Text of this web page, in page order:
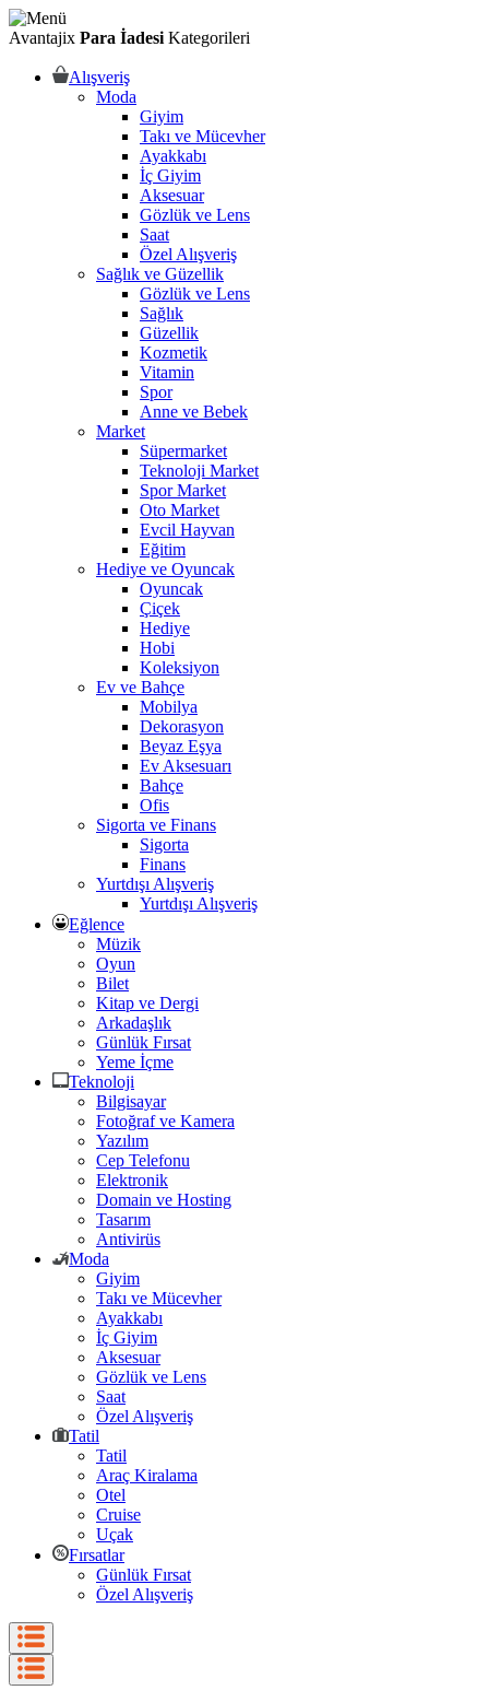
Avantajix Para İadesi Kategorileri
Alışveriş
Moda
Giyim
Takı ve Mücevher
Ayakkabı
İç Giyim
Aksesuar
Gözlük ve Lens
Saat
Özel Alışveriş
Sağlık ve Güzellik
Gözlük ve Lens
Sağlık
Güzellik
Kozmetik
Vitamin
Spor
Anne ve Bebek
Market
Süpermarket
Teknoloji Market
Spor Market
Oto Market
Evcil Hayvan
Eğitim
Hediye ve Oyuncak
Oyuncak
Çiçek
Hediye
Hobi
Koleksiyon
Ev ve Bahçe
Mobilya
Dekorasyon
Beyaz Eşya
Ev Aksesuarı
Bahçe
Ofis
Sigorta ve Finans
Sigorta
Finans
Yurtdışı Alışveriş
Yurtdışı Alışveriş
Eğlence
Müzik
Oyun
Bilet
Kitap ve Dergi
Arkadaşlık
Günlük Fırsat
Yeme İçme
Teknoloji
Bilgisayar
Fotoğraf ve Kamera
Yazılım
Cep Telefonu
Elektronik
Domain ve Hosting
Tasarım
Antivirüs
Moda
Giyim
Takı ve Mücevher
Ayakkabı
İç Giyim
Aksesuar
Gözlük ve Lens
Saat
Özel Alışveriş
Tatil
Tatil
Araç Kiralama
Otel
Cruise
Uçak
Fırsatlar
Günlük Fırsat
Özel Alışveriş